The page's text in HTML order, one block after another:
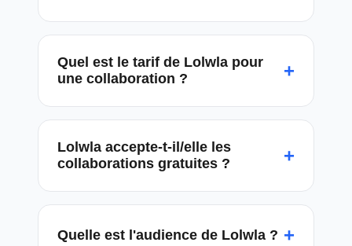
Quel est le tarif de Lolwla pour
une collaboration ?
+
Lolwla accepte-t-il/elle les
collaborations gratuites ?
+
Quelle est l'audience de Lolwla ? +